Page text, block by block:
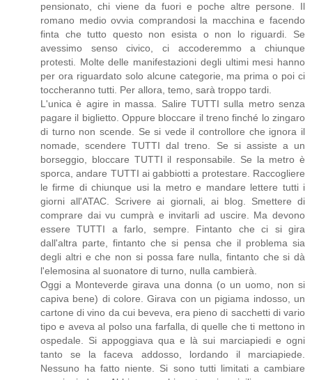
pensionato, chi viene da fuori e poche altre persone. Il
romano medio ovvia comprandosi la macchina e facendo
finta che tutto questo non esista o non lo riguardi. Se
avessimo senso civico, ci accoderemmo a chiunque
protesti. Molte delle manifestazioni degli ultimi mesi hanno
per ora riguardato solo alcune categorie, ma prima o poi ci
toccheranno tutti. Per allora, temo, sarà troppo tardi.
L'unica è agire in massa. Salire TUTTI sulla metro senza
pagare il biglietto. Oppure bloccare il treno finché lo zingaro
di turno non scende. Se si vede il controllore che ignora il
nomade, scendere TUTTI dal treno. Se si assiste a un
borseggio, bloccare TUTTI il responsabile. Se la metro è
sporca, andare TUTTI ai gabbiotti a protestare. Raccogliere
le firme di chiunque usi la metro e mandare lettere tutti i
giorni all'ATAC. Scrivere ai giornali, ai blog. Smettere di
comprare dai vu cumprà e invitarli ad uscire. Ma devono
essere TUTTI a farlo, sempre. Fintanto che ci si gira
dall'altra parte, fintanto che si pensa che il problema sia
degli altri e che non si possa fare nulla, fintanto che si dà
l'elemosina al suonatore di turno, nulla cambierà.
Oggi a Monteverde girava una donna (o un uomo, non si
capiva bene) di colore. Girava con un pigiama indosso, un
cartone di vino da cui beveva, era pieno di sacchetti di vario
tipo e aveva al polso una farfalla, di quelle che ti mettono in
ospedale. Si appoggiava qua e là sui marciapiedi e ogni
tanto se la faceva addosso, lordando il marciapiede.
Nessuno ha fatto niente. Si sono tutti limitati a cambiare